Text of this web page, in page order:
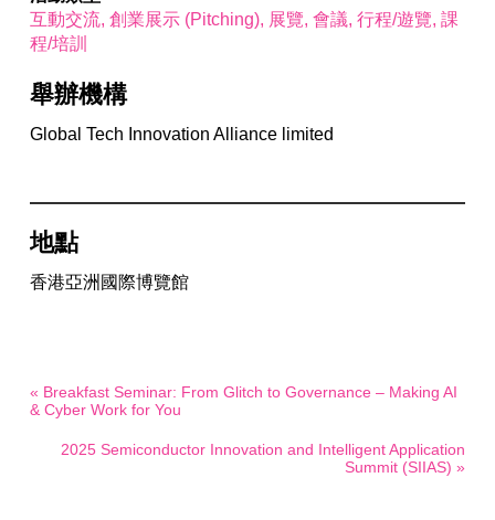
互動交流 創業展示 (Pitching) 展覽 會議 行程/遊覽 課
程/培訓
舉辦機構
Global Tech Innovation Alliance limited
地點
香港亞洲國際博覽館
« Breakfast Seminar: From Glitch to Governance – Making AI
& Cyber Work for You
2025 Semiconductor Innovation and Intelligent Application
Summit (SIIAS) »